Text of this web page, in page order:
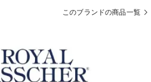
このブランドの商品一覧